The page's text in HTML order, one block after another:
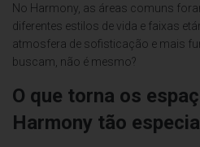
No Harmony, as áreas comuns
diferentes estilos de vida e faixas
atmosfera de sofisticação e mais
buscam, não é mesmo?
O que torna os
Harmony tão